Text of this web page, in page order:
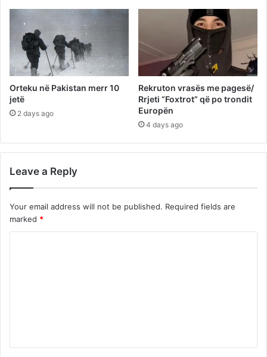
Orteku në Pakistan merr 10
jetë
2 days ago
Rekruton vrasës me pagesë/
Rrjeti “Foxtrot” që po trondit
Europën
4 days ago
Leave a Reply
Your email address will not be published. Required fields are
marked *
t